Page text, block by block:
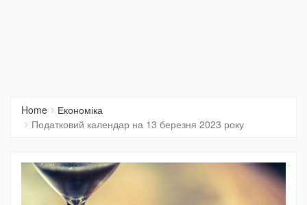
Home
Економіка
Податковий календар на 13 березня 2023 року